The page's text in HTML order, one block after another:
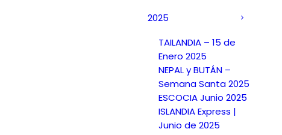
2025
TAILANDIA – 15 de
Enero 2025
NEPAL y BUTÁN –
Semana Santa 2025
ESCOCIA Junio 2025
ISLANDIA Express |
Junio de 2025